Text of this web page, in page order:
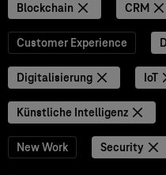
Blockchain CRM
Customer Experience
Digitalisierung IoT
Künstliche Intelligenz
New Work Security